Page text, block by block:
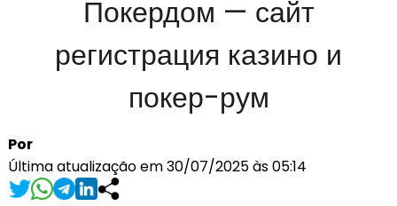
Покердом — сайт
регистрация казино и
покер-рум
Por
Última atualização em 30/07/2025 às 05:14